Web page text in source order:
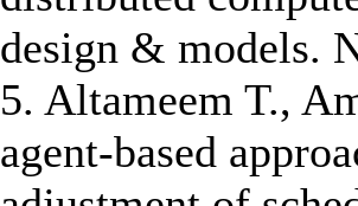
design & models.
5. Altameem T.,
agent-based